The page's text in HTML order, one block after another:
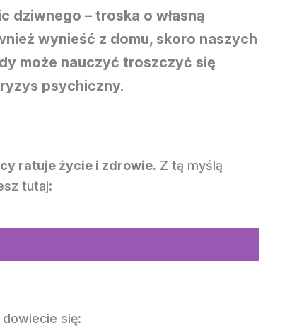
dziwnego – troska o własną
wynieść z domu, skoro naszych
może nauczyć troszczyć się
psychiczny.
ratuje życie i zdrowie. Z tą myślą
tutaj:
się: